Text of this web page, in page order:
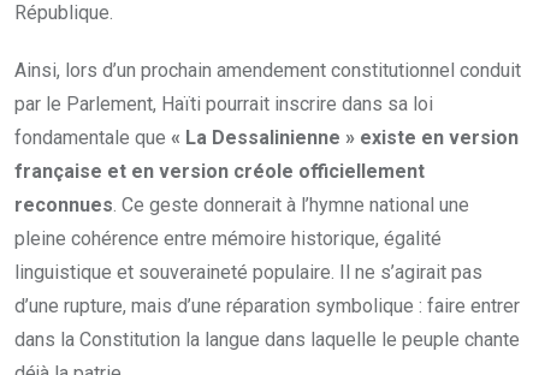
République.
Ainsi, lors d’un prochain amendement constitutionnel conduit
par le Parlement, Haïti pourrait inscrire dans sa loi
fondamentale que « La Dessalinienne » existe en version
française et en version créole officiellement
reconnues. Ce geste donnerait à l’hymne national une
pleine cohérence entre mémoire historique, égalité
linguistique et souveraineté populaire. Il ne s’agirait pas
d’une rupture, mais d’une réparation symbolique : faire entrer
dans la Constitution la langue dans laquelle le peuple chante